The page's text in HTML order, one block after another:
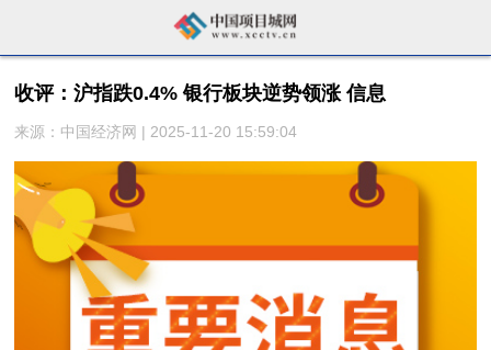
收评：沪指跌0.4% 银行板块逆势领涨 信息
来源：中国经济网 | 2025-11-20 15:59:04